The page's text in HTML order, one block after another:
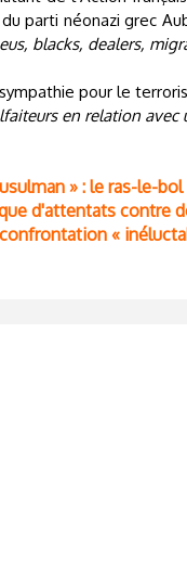
parti néonazi grec
blacks, dealers,
pour le
en relation avec
» : le ras-le-
d'attentats contre
«